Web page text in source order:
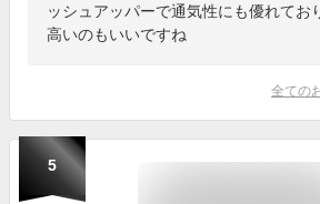
ッシュアッパーで通気性にも優れてお
高いのもいいですね
全ての
5